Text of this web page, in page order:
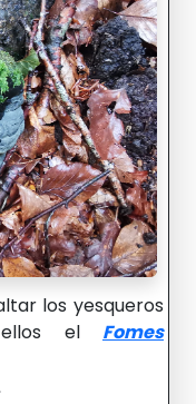
los yesqueros
ellos el Fomes